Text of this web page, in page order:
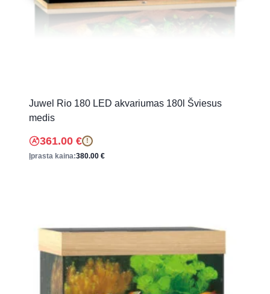
Juwel Rio 180 LED akvariumas 180l Šviesus
medis
361.00 € !
Įprasta kaina:380.00 €